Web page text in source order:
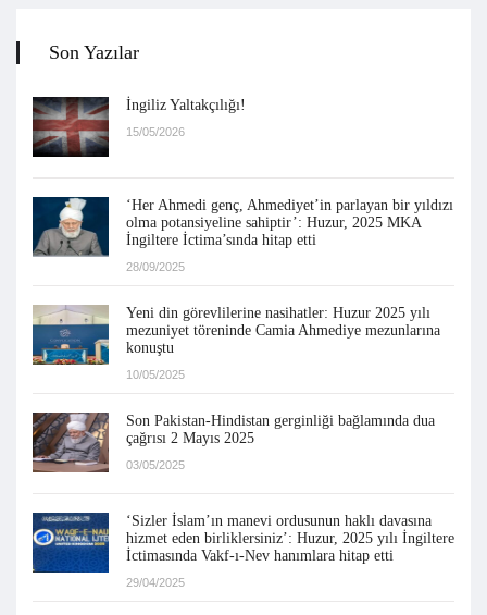
Son Yazılar
İngiliz Yaltakçılığı!
15/05/2026
‘Her Ahmedi genç, Ahmediyet’in parlayan bir yıldızı
olma potansiyeline sahiptir’: Huzur, 2025 MKA
İngiltere İctima’sında hitap etti
28/09/2025
Yeni din görevlilerine nasihatler: Huzur 2025 yılı
mezuniyet töreninde Camia Ahmediye mezunlarına
konuştu
10/05/2025
Son Pakistan-Hindistan gerginliği bağlamında dua
çağrısı 2 Mayıs 2025
03/05/2025
‘Sizler İslam’ın manevi ordusunun haklı davasına
hizmet eden birliklersiniz’: Huzur, 2025 yılı İngiltere
İctimasında Vakf-ı-Nev hanımlara hitap etti
29/04/2025